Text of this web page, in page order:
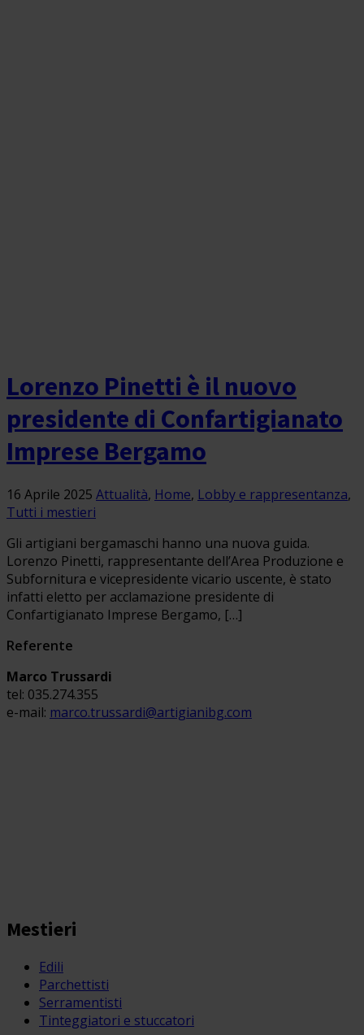
Lorenzo Pinetti è il nuovo
presidente di Confartigianato
Imprese Bergamo
16 Aprile 2025 Attualità, Home, Lobby e rappresentanza,
Tutti i mestieri
Gli artigiani bergamaschi hanno una nuova guida.
Lorenzo Pinetti, rappresentante dell’Area Produzione e
Subfornitura e vicepresidente vicario uscente, è stato
infatti eletto per acclamazione presidente di
Confartigianato Imprese Bergamo, […]
Referente
Marco Trussardi
tel: 035.274.355
e-mail: marco.trussardi@artigianibg.com
Mestieri
Edili
Parchettisti
Serramentisti
Tinteggiatori e stuccatori